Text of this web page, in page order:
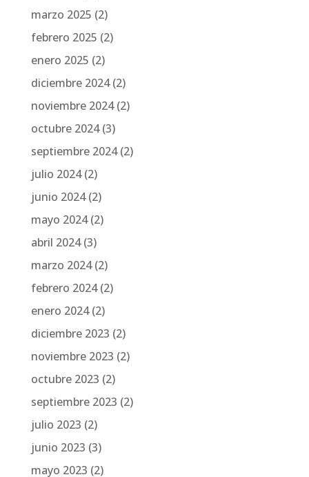
marzo 2025 (2)
febrero 2025 (2)
enero 2025 (2)
diciembre 2024(2)
noviembre 2024(2)
octubre 2024(3)
septiembre 2024(2)
julio 2024(2)
junio 2024(2)
mayo 2024(2)
abril 2024(3)
marzo 2024(2)
febrero 2024(2)
enero 2024(2)
diciembre 2023 (2)
noviembre 2023 (2)
octubre 2023 (2)
septiembre 2023 (2)
julio 2023 (2)
junio 2023 (3)
mayo 2023 (2)